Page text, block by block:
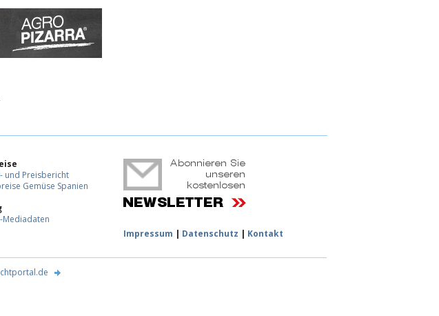
und Preisbericht
Gemüse Spanien
Mediadaten
Impressum | Datenschutz | Kontakt